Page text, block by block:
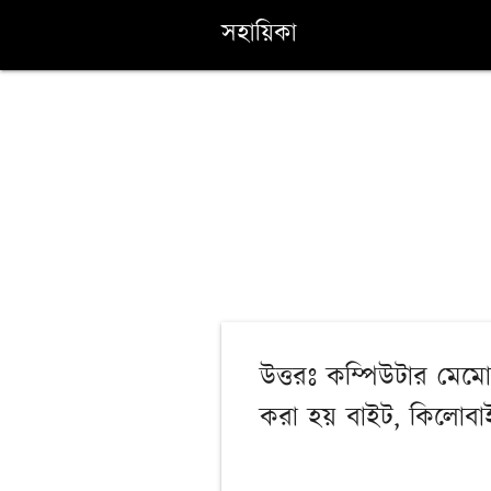
সহায়িকা
উত্তরঃ কম্পিউটার
করা হয় বাইট,